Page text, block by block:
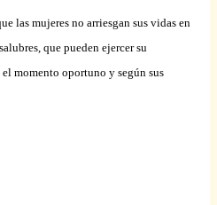
las mujeres no arriesgan sus vidas en
que pueden ejercer su
momento oportuno y según sus